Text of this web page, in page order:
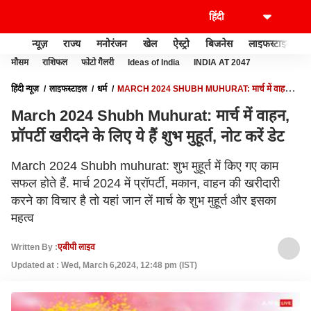
न्यूज़ राज्य मनोरंजन खेल ऐस्ट्रो बिजनेस लाइफस्टाइल
मौसम राशिफल फोटो गैलरी Ideas of India INDIA AT 2047
हिंदी न्यूज़ लाइफस्टाइल धर्म
MARCH 2024 SHUBH MUHURAT: मार्च में वाहन,
March 2024 Shubh Muhurat: मार्च में वाहन,
प्रॉपर्टी खरीदने के लिए ये हैं शुभ मुहूर्त, नोट करें डेट
March 2024 Shubh muhurat: शुभ मुहूर्त में किए गए काम
सफल होते हैं. मार्च 2024 में प्रॉपर्टी, मकान, वाहन की खरीदारी
करने का विचार है तो यहां जान लें मार्च के शुभ मुहूर्त और इसका
महत्व
Written By :एबीपी लाइव
Updated at : Wed, March 6,2024, 12:48 pm (IST)